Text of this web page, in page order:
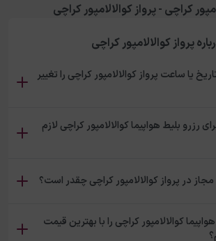
کراچی - پرواز کوالالامپور کراچی
پرواز کوالالامپور کراچی
یا ساعت پرواز کوالالامپور کراچی را تغییر
رزرو بلیط هواپیما کوالالامپور کراچی لازم
مجاز در پرواز کوالالامپور کراچی چقدر است؟
کوالالامپور کراچی را با بهترین قیمت